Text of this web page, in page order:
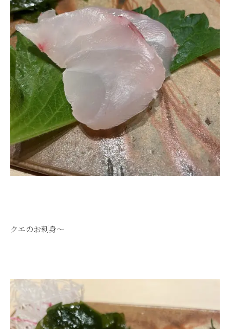
クエのお刺身～